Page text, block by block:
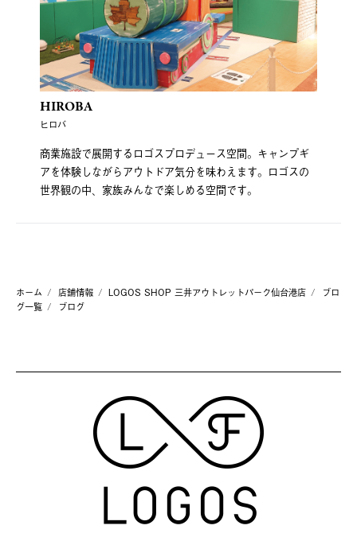
HIROBA
ヒロバ
商業施設で展開するロゴスプロデュース空間。キャンプギ
アを体験しながらアウトドア気分を味わえます。ロゴスの
世界観の中、家族みんなで楽しめる空間です。
ホーム 店舗情報 LOGOS SHOP 三井アウトレットパーク仙台港店
ブロ
グ一覧
ブログ